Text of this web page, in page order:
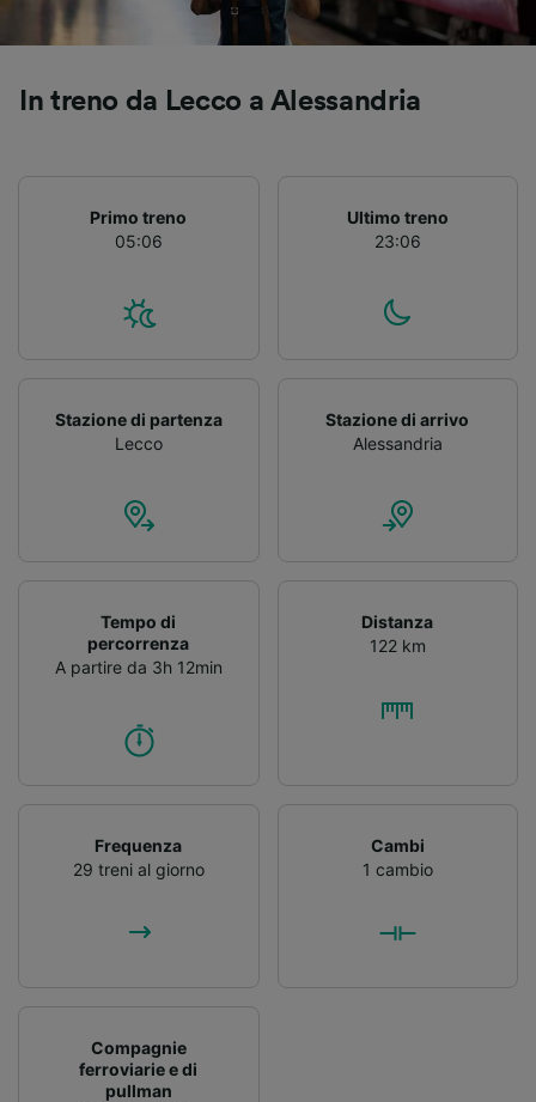
In treno da Lecco a Alessandria
Primo treno
05:06
Ultimo treno
23:06
Stazione di partenza
Lecco
Stazione di arrivo
Alessandria
Tempo di
percorrenza
A partire da 3h 12min
Distanza
122 km
Frequenza
29 treni al giorno
Cambi
1 cambio
Compagnie
ferroviarie e di
pullman
Utilizzare dati di geolocalizzazione precisi.
Scansione attiva delle caratteristiche del
Archiviare informazioni su dispositivo e/o
accedervi. Pubblicità e contenuti
Elenco dei partner (fornitori)